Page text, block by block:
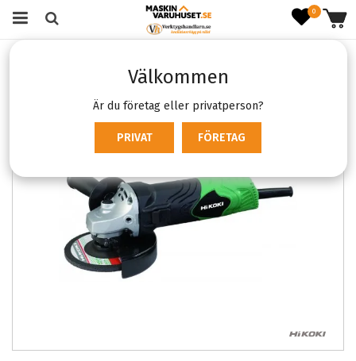
0
Välkommen
Är du företag eller privatperson?
PRIVAT FÖRETAG
Hikoki G13SN2